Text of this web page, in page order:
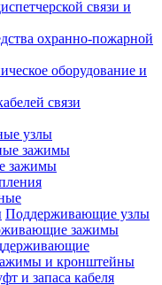
связи и
охранно-пожарной
оборудование и
связи
узлы
зажимы
зажимы
Поддерживающие узлы
зажимы
и кронштейны